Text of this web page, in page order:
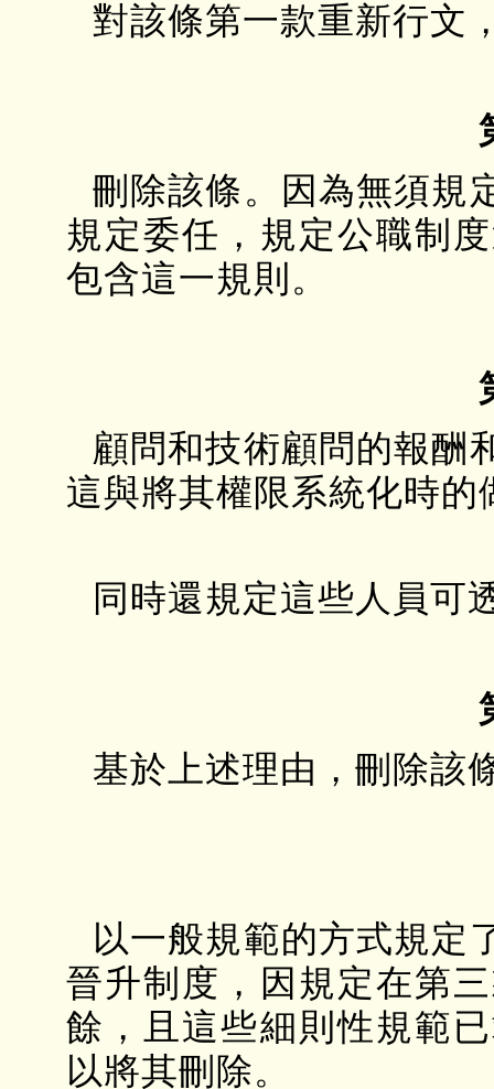
對該條第一款重新行文
刪除該條。因為無須規
規定委任，規定公職制
包含這一規則。
顧問和技術顧問的報酬
這與將其權限系統化時的
同時還規定這些人員可
基於上述理由，刪除該
以一般規範的方式規定
晉升制度，因規定在第
餘，且這些細則性規範
以將其刪除。